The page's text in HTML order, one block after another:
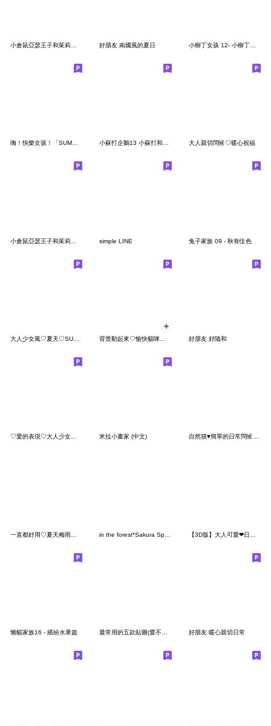
好朋友 南國風的夏日 小柳丁女孩 12- 小柳丁和兔子日常用語
嗨！快樂女孩！「SUMMER」 小蘇打企鵝13 小蘇打和朋友共度一夏 大人親切問候♡暖心祝福
simple LINE 兔子家族 09 - 秋有佳色
好朋友 好隨和
♡愛的表現♡大人少女風♡【靜態】 米拉小畫家 (中文) 自然猫♥簡單的日常問候貼園
懶貓家族16 - 繽紛水果篇 好朋友 暖心親切日常